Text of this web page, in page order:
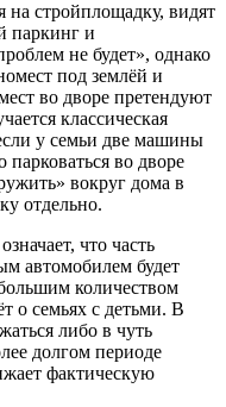
на стройплощадку, видят
паркинг и
не будет», однако
под землёй и
во дворе претендуют
классическая
у семьи две машины
во дворе
вокруг дома в
отдельно.
что часть
автомобилем будет
количеством
о семьях с детьми. В
либо в чуть
долгом периоде
фактическую